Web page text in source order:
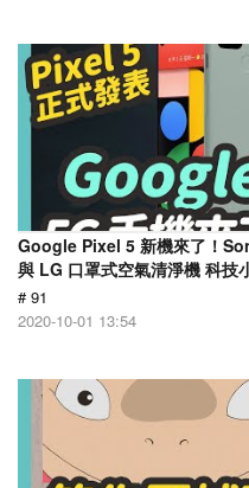
Google Pixel 5 新機來了！
與 LG 口罩式空氣清淨機 科技
# 91
2020-10-01 13:54